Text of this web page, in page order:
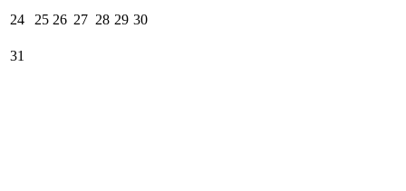
24 25 26 27 28 29 30
31